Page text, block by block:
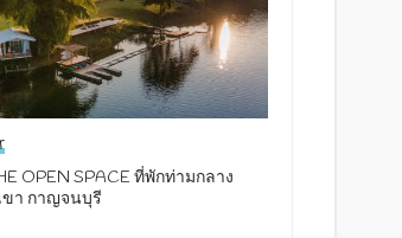
OPEN SPACE ที่พักท่ามกลาง
า กาญจนบุรี